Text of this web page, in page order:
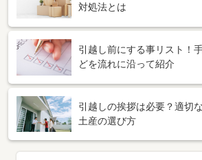
対処法とは
引越し前にする事リスト！
どを流れに沿って紹介
引越しの挨拶は必要？適切
土産の選び方